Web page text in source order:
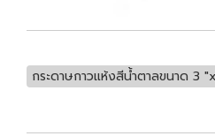
กระดาษกาวแห้งสีน้ำตาลขนาด 3